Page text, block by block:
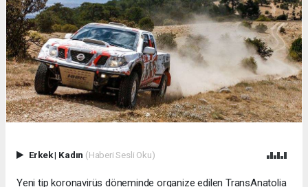
Erkek| Kadın (Haberi Sesli Oku)
Yeni tip koronavirüs döneminde organize edilen TransAnatolia